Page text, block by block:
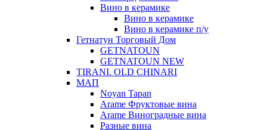
Вино в керамике
Вино в керамике
Вино в керамике п/у
Гетнатун Торговый Дом
GETNATOUN
GETNATOUN NEW
TIRANI. OLD CHINARI
МАП
Noyan Tapan
Arame Фруктовые вина
Arame Виноградные вина
Разные вина